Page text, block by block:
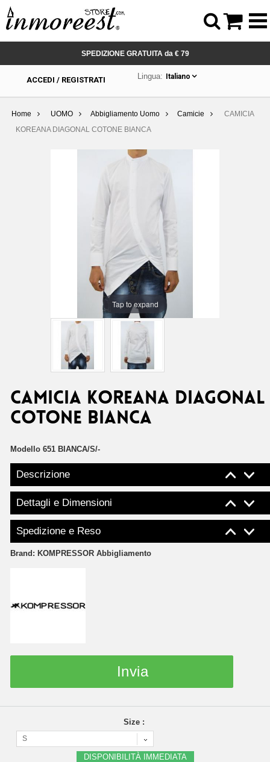
SPEDIZIONE GRATUITA da € 79
ACCEDI / REGISTRATI Lingua: Italiano
Home UOMO Abbigliamento Uomo Camicie
CAMICIA
KOREANA DIAGONAL COTONE BIANCA
Tap to expand
CAMICIA KOREANA DIAGONAL
COTONE BIANCA
Modello 651 BIANCA/S/-
Descrizione
Dettagli e Dimensioni
Spedizione e Reso
Brand: KOMPRESSOR Abbigliamento
Invia
Size :
S
DISPONIBILITÀ IMMEDIATA
 